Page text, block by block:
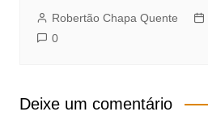
Robertão Chapa Quente
0
Deixe um comentário